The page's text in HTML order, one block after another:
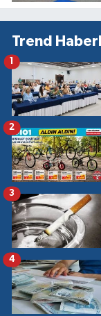
Trend
1
2
3
4